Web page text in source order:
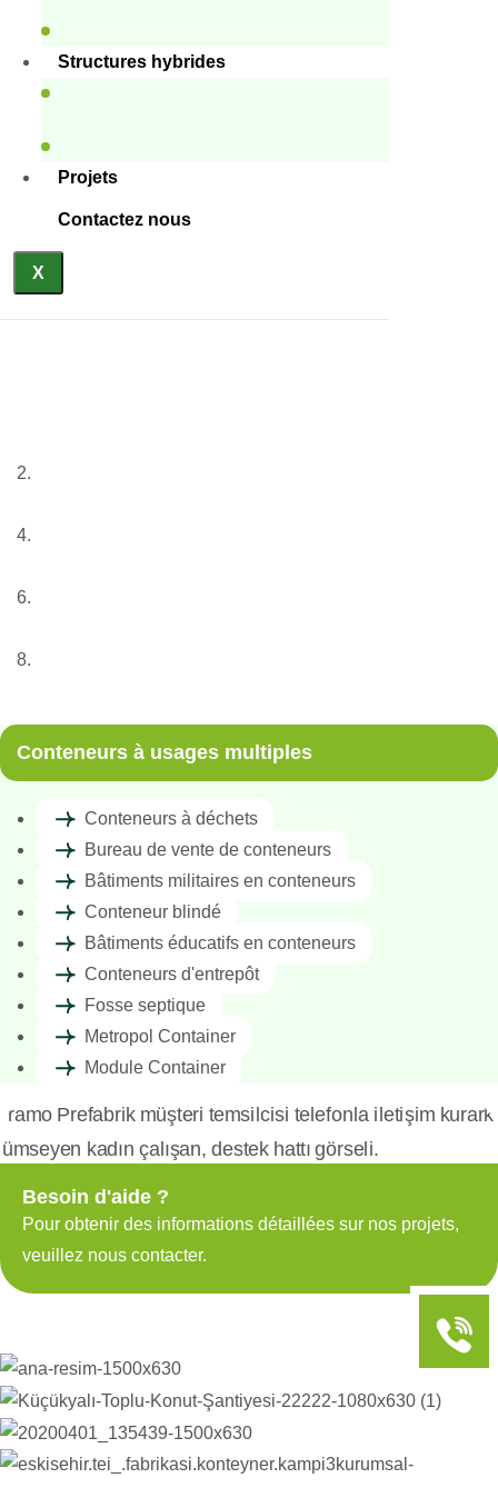
Structures hybrides
Projets
Contactez nous
X
Conteneurs à usages multiples
Conteneurs à déchets
Bureau de vente de conteneurs
Bâtiments militaires en conteneurs
Conteneur blindé
Bâtiments éducatifs en conteneurs
Conteneurs d'entrepôt
Fosse septique
Metropol Container
Module Container
Besoin d'aide ?
Pour obtenir des informations détaillées sur nos projets,
veuillez nous contacter.